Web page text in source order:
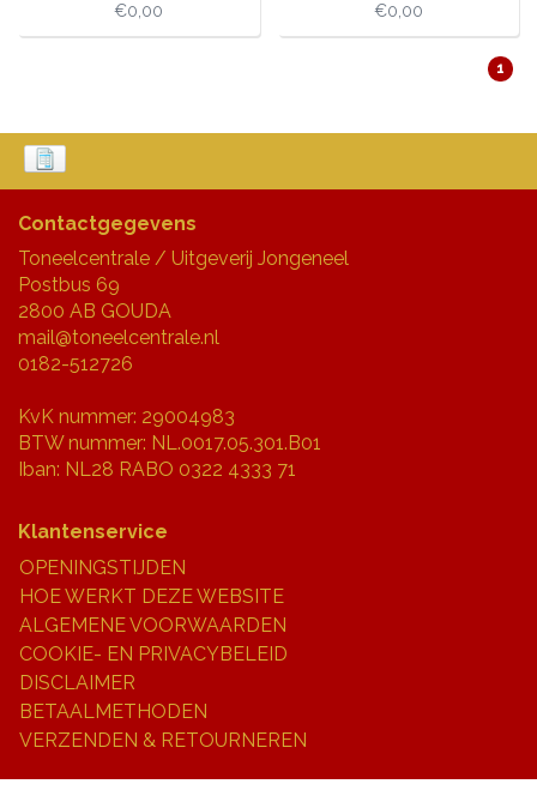
€0,00 €0,00
1
Contactgegevens
Toneelcentrale / Uitgeverij Jongeneel
Postbus 69
2800 AB GOUDA
mail@toneelcentrale.nl
0182-512726
KvK nummer: 29004983
BTW nummer: NL.0017.05.301.B01
Iban: NL28 RABO 0322 4333 71
Klantenservice
OPENINGSTIJDEN
HOE WERKT DEZE WEBSITE
ALGEMENE VOORWAARDEN
COOKIE- EN PRIVACYBELEID
DISCLAIMER
BETAALMETHODEN
VERZENDEN & RETOURNEREN